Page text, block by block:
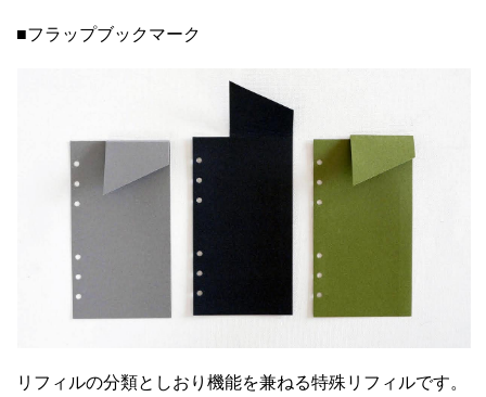
■フラップブックマーク
リフィルの分類としおり機能を兼ねる特殊リフィルです。